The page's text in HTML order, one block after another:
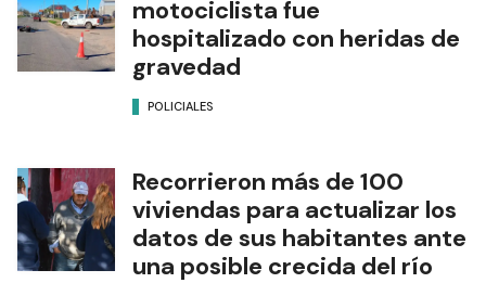
motociclista fue
hospitalizado con heridas de
gravedad
POLICIALES
Recorrieron más de 100
viviendas para actualizar los
datos de sus habitantes ante
una posible crecida del río